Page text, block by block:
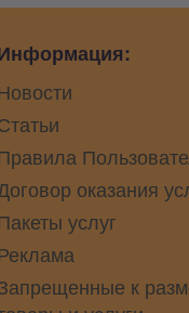
оказания
услуг
к